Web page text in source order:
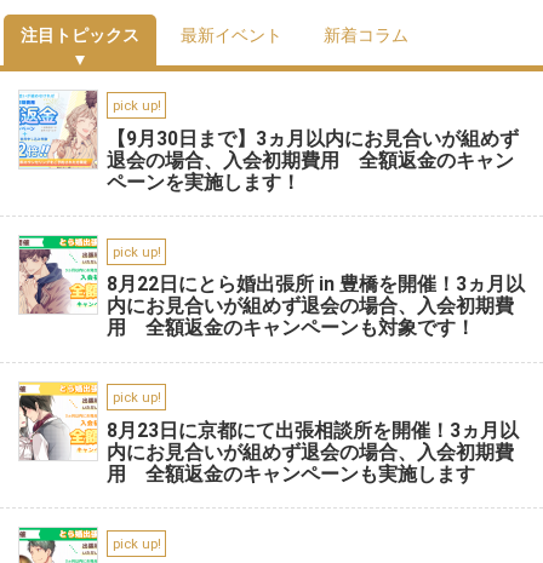
注目トピックス 最新イベント 新着コラム
pick up!
【9月30日まで】3ヵ月以内にお見合いが組めず
退会の場合、入会初期費用 全額返金のキャン
ペーンを実施します！
pick up!
8月22日にとら婚出張所 in 豊橋を開催！3ヵ月以
内にお見合いが組めず退会の場合、入会初期費
用 全額返金のキャンペーンも対象です！
pick up!
8月23日に京都にて出張相談所を開催！3ヵ月以
内にお見合いが組めず退会の場合、入会初期費
用 全額返金のキャンペーンも実施します
pick up!